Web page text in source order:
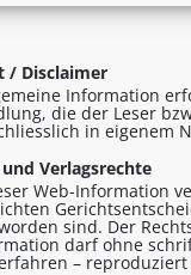
/ Disclaimer
Information
die der Leser
in eigenem
Verlagsrechte
Web-Information
sind. Der
darf ohne
–